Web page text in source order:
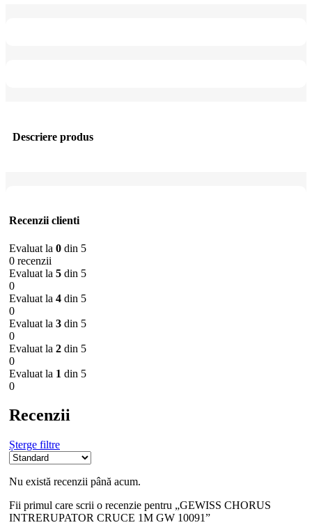
Descriere produs
Recenzii clienti
Evaluat la 0 din 5
0 recenzii
Evaluat la 5 din 5
0
Evaluat la 4 din 5
0
Evaluat la 3 din 5
0
Evaluat la 2 din 5
0
Evaluat la 1 din 5
0
Recenzii
Șterge filtre
Nu există recenzii până acum.
Fii primul care scrii o recenzie pentru „GEWISS CHORUS
INTRERUPATOR CRUCE 1M GW 10091”